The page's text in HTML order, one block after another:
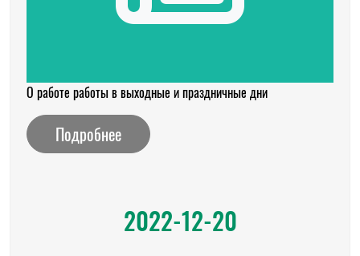
О работе работы в выходные и праздничные дни
Подробнее
2022-12-20